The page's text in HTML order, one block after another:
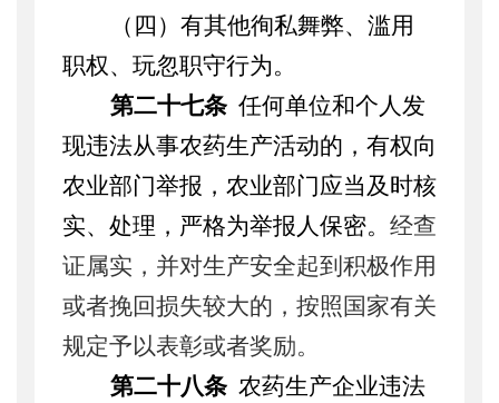
（四）有其他徇私舞弊、滥用
职权、玩忽职守行为。
第二十七条 任何单位和个人发
现违法从事农药生产活动的，有权向
农业部门举报，农业部门应当及时核
实、处理，严格为举报人保密。 经查
证属实，并对生产安全起到积极作用
或者挽回损失较大的，按照国家有关
规定予以表彰或者奖励。
第二十八条 农药生产企业违法